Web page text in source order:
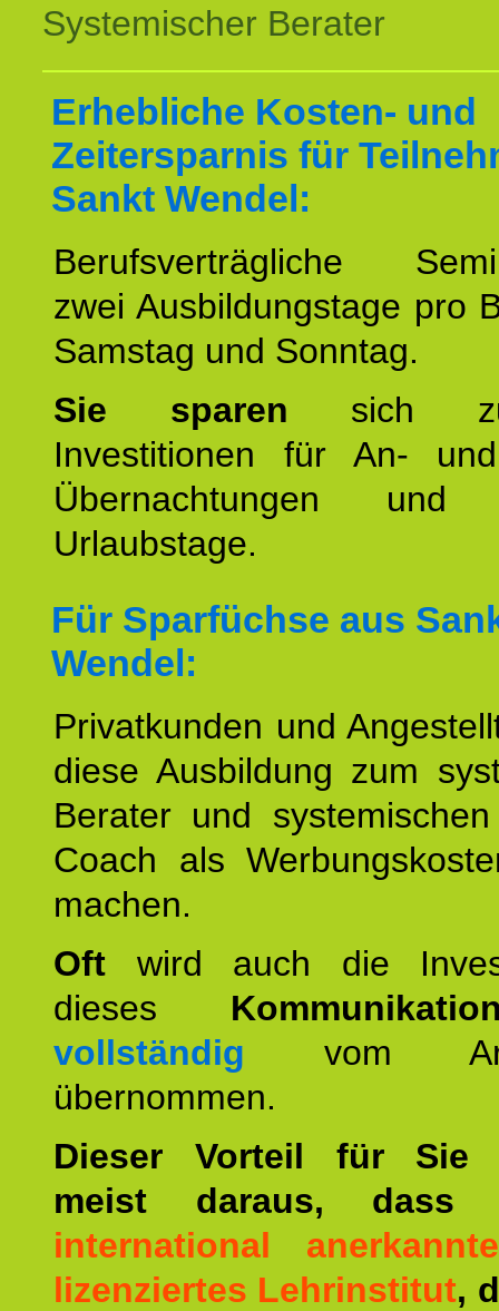
Systemischer Berater
Erhebliche Kosten- und
Zeitersparnis für
Sankt Wendel:
Berufsverträgliche
zwei Ausbildungstage pro
Samstag und Sonntag.
Sie sparen sich
Investitionen für An-
Übernachtungen und
Urlaubstage.
Für Sparfüchse aus
Wendel:
Privatkunden und
diese Ausbildung zum
Berater und
Coach als
machen.
Oft wird auch die
dieses
vollständig vom
übernommen.
Dieser Vorteil für Sie
meist daraus,
international
lizenziertes Lehrinstitut,